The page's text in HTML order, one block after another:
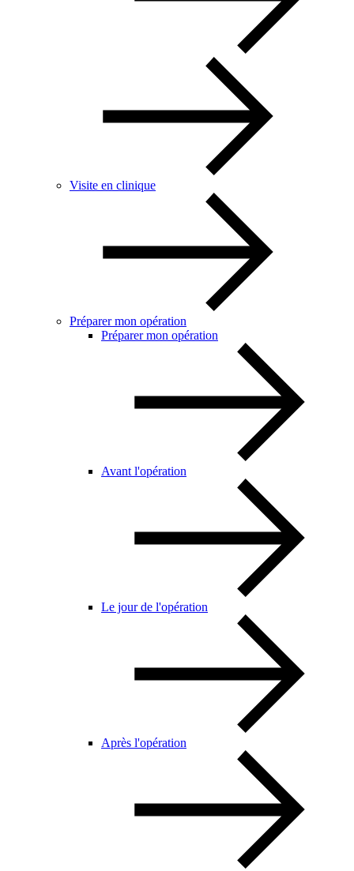
Visite en clinique
Préparer mon opération
Préparer mon opération
Avant l'opération
Le jour de l'opération
Après l'opération